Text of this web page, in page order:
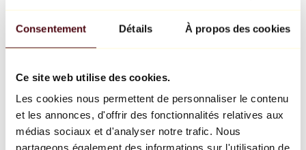
Consentement Détails À propos des cookies
Ce site web utilise des cookies.
Les cookies nous permettent de personnaliser le contenu
et les annonces, d'offrir des fonctionnalités relatives aux
médias sociaux et d'analyser notre trafic. Nous
partageons également des informations sur l'utilisation de
Richard Orlinski
Keith Haring
Jeff Koons
Jean-Michel Basquiat
Tous les designers
Œuvre de la semaine